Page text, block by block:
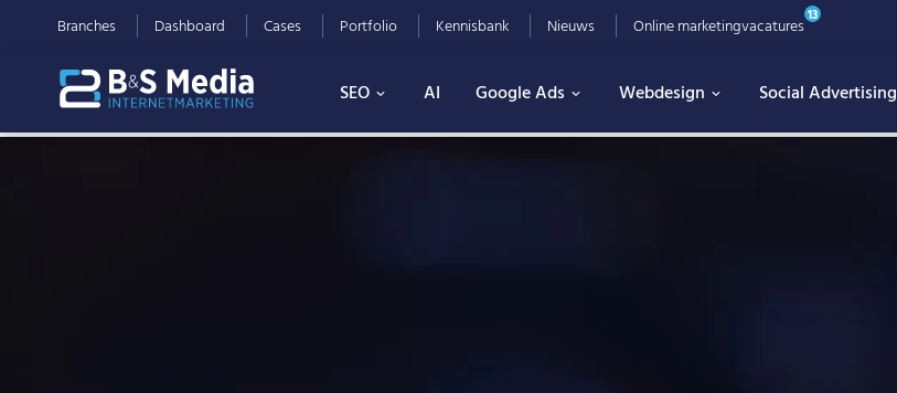
Branches Dashboard Cases Portfolio Kennisbank Nieuws Online marketingvacatures13
SEO AI Google Ads Webdesign Social Advertising